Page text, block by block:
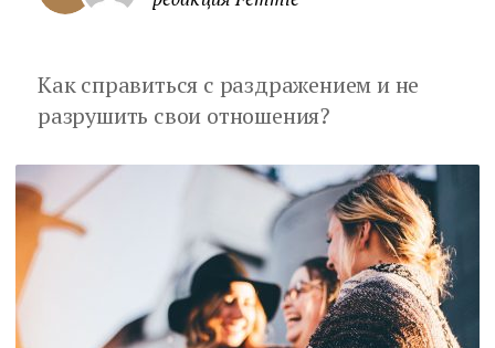
Как справиться с раздражением и не
разрушить свои отношения?